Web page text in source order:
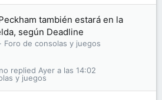
también estará en la
según Deadline
Foro de consolas y juegos
y juegos
Ayer a las 14:02